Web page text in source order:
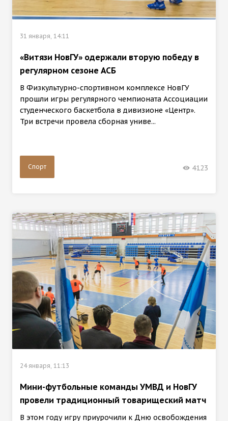
31 января, 14:11
«Витязи НовГУ» одержали вторую победу в
регулярном сезоне АСБ
В Физкультурно-спортивном комплексе НовГУ
прошли игры регулярного чемпионата Ассоциации
студенческого баскетбола в дивизионе «Центр».
Три встречи провела сборная униве...
Спорт 4123
24 января, 11:13
Мини-футбольные команды УМВД и НовГУ
провели традиционный товарищеский матч
В этом году игру приурочили к Дню освобождения